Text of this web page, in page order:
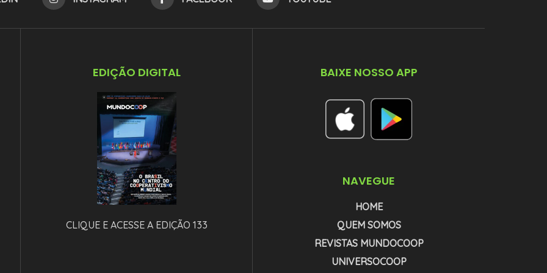
EDIÇÃO DIGITAL
CLIQUE E ACESSE A EDIÇÃO 133
BAIXE NOSSO APP
NAVEGUE
HOME
QUEM SOMOS
REVISTAS MUNDOCOOP
UNIVERSOCOOP